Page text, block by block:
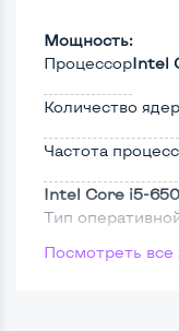
Мощность:
ПроцессорIntel
Количество
Частота
Intel Core i5-
Тип
Тип накопителя
Посмотреть все